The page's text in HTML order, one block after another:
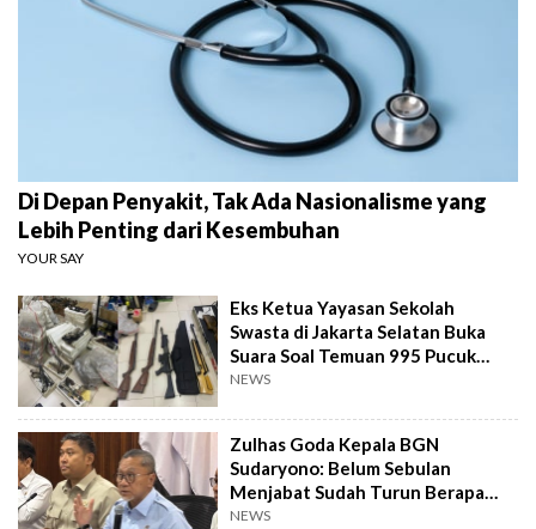
Di Depan Penyakit, Tak Ada Nasionalisme yang
Lebih Penting dari Kesembuhan
YOUR SAY
Eks Ketua Yayasan Sekolah
Swasta di Jakarta Selatan Buka
Suara Soal Temuan 995 Pucuk
Senjata Api
NEWS
Zulhas Goda Kepala BGN
Sudaryono: Belum Sebulan
Menjabat Sudah Turun Berapa
Kilo?
NEWS